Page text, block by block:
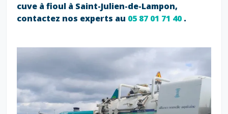
cuve à fioul à Saint-Julien-de-Lampon,
contactez nos experts au 05 87 01 71 40.